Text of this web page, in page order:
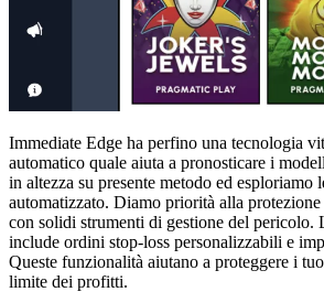
Immediate Edge ha perfino una tecnologia
automatico quale aiuta a pronosticare i
in altezza su presente metodo ed esploriamo
automatizzato. Diamo priorità alla
con solidi strumenti di gestione del pericolo.
include ordini stop-loss personalizzabili e
Queste funzionalità aiutano a proteggere i
limite dei profitti.